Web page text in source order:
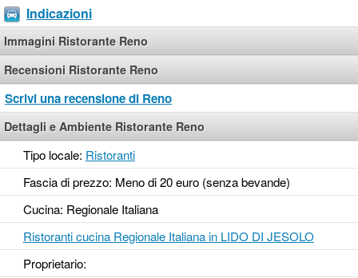
Indicazioni
Immagini Ristorante Reno
Recensioni Ristorante Reno
Scrivi una recensione di Reno
Dettagli e Ambiente Ristorante Reno
Tipo locale: Ristoranti
Fascia di prezzo: Meno di 20 euro (senza bevande)
Cucina: Regionale Italiana
Ristoranti cucina Regionale Italiana in LIDO DI JESOLO
Proprietario: